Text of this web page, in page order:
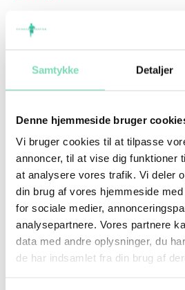
Samtykke Detaljer
Denne hjemmeside bruger
Vi bruger cookies til at tilpasse
annoncer, til at vise dig funktioner
at analysere vores trafik. Vi deler
din brug af vores hjemmeside
for sociale medier,
analysepartnere. Vores partnere
data med andre oplysninger, du
de har indsamlet fra din brug af
Brug
energi, ikke
Kondition midt på ugen
hårdt.
For mange er den bedste
bruge kondition som en
kroppen igen. Det kan være